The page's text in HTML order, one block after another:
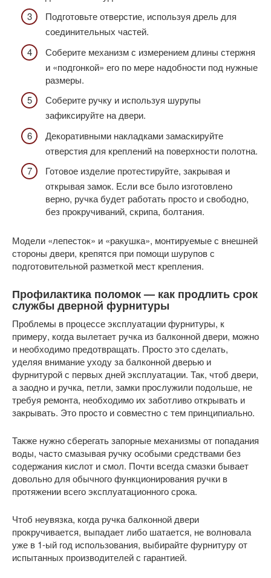
Подготовьте отверстие, используя дрель для
соединительных частей.
Соберите механизм с измерением длины стержня
и «подгонкой» его по мере надобности под нужные
размеры.
Соберите ручку и используя шурупы
зафиксируйте на двери.
Декоративными накладками замаскируйте
отверстия для креплений на поверхности полотна.
Готовое изделие протестируйте, закрывая и
открывая замок. Если все было изготовлено
верно, ручка будет работать просто и свободно,
без прокручиваний, скрипа, болтания.
Модели «лепесток» и «ракушка», монтируемые с внешней
стороны двери, крепятся при помощи шурупов с
подготовительной разметкой мест крепления.
Профилактика поломок — как продлить срок
службы дверной фурнитуры
Проблемы в процессе эксплуатации фурнитуры, к
примеру, когда вылетает ручка из балконной двери, можно
и необходимо предотвращать. Просто это сделать,
уделяя внимание уходу за балконной дверью и
фурнитурой с первых дней эксплуатации. Так, чтоб двери,
а заодно и ручка, петли, замки прослужили подольше, не
требуя ремонта, необходимо их заботливо открывать и
закрывать. Это просто и совместно с тем принципиально.
Также нужно сберегать запорные механизмы от попадания
воды, часто смазывая ручку особыми средствами без
содержания кислот и смол. Почти всегда смазки бывает
довольно для обычного функционирования ручки в
протяжении всего эксплуатационного срока.
Чтоб неувязка, когда ручка балконной двери
прокручивается, выпадает либо шатается, не волновала
уже в 1-ый год использования, выбирайте фурнитуру от
испытанных производителей с гарантией.